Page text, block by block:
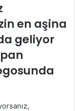
en aşina
geliyor